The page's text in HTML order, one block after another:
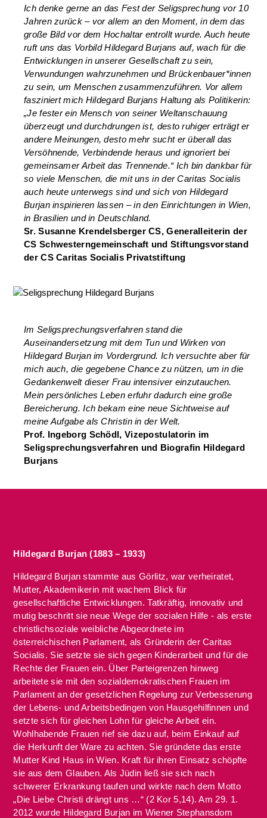
Ich denke gerne an das Fest der Seligsprechung vor 10
Jahren zurück – vor allem an den Moment, in dem das
große Bild vor dem Hochaltar entrollt wurde. Auch heute
ruft uns das Vorbild Hildegard Burjans auf, wach für die
Entwicklungen in unserer Gesellschaft zu sein,
Verwundungen wahrzunehmen und Brückenbauer*innen
zu sein, um Menschen zusammenzuführen. Vor allem
fasziniert mich Hildegard Burjans Haltung als Politikerin:
„Je fester ein Mensch von seiner Weltanschauung
überzeugt und durchdrungen ist, desto ruhiger erträgt er
andere Meinungen, desto mehr sucht er überall das
Versöhnende, Verbindende heraus und ignoriert bei
gemeinsamer Arbeit das Trennende.“ Ich bin dankbar für
so viele Menschen, die mit uns in der Caritas Socialis
auch heute unterwegs sind und sich von Hildegard
Burjan inspirieren lassen – in den Einrichtungen in Wien,
in Brasilien und in Deutschland.
Sr. Susanne Krendelsberger CS, Generalleiterin der
CS Schwesterngemeinschaft und Stiftungsvorstand
der CS Caritas Socialis Privatstiftung
Im Seligsprechungsverfahren stand die
Auseinandersetzung mit dem Tun und Wirken von
Hildegard Burjan im Vordergrund. Ich versuchte aber für
mich auch, die gegebene Chance zu nützen, um in die
Gedankenwelt dieser Frau intensiver einzutauchen.
Mein persönliches Leben erfuhr dadurch eine große
Bereicherung. Ich bekam eine neue Sichtweise auf
meine Aufgabe als Christin in der Welt.
Prof. Ingeborg Schödl, Vizepostulatorin im
Seligsprechungsverfahren und Biografin Hildegard
Burjans
Hildegard Burjan (1883 – 1933)
Hildegard Burjan stammte aus Görlitz, war verheiratet,
Mutter, Akademikerin mit wachem Blick für
gesellschaftliche Entwicklungen. Tatkräftig, innovativ und
mutig beschritt sie neue Wege der sozialen Hilfe - als erste
christlichsoziale weibliche Abgeordnete im
österreichischen Parlament, als Gründerin der Caritas
Socialis. Sie setzte sie sich gegen Kinderarbeit und für die
Rechte der Frauen ein. Über Parteigrenzen hinweg
arbeitete sie mit den sozialdemokratischen Frauen im
Parlament an der gesetzlichen Regelung zur Verbesserung
der Lebens- und Arbeitsbedingen von Hausgehilfinnen und
setzte sich für gleichen Lohn für gleiche Arbeit ein.
Wohlhabende Frauen rief sie dazu auf, beim Einkauf auf
die Herkunft der Ware zu achten. Sie gründete das erste
Mutter Kind Haus in Wien. Kraft für ihren Einsatz schöpfte
sie aus dem Glauben. Als Jüdin ließ sie sich nach
schwerer Erkrankung taufen und wirkte nach dem Motto
„Die Liebe Christi drängt uns …“ (2 Kor 5,14). Am 29. 1.
2012 wurde Hildegard Burjan im Wiener Stephansdom